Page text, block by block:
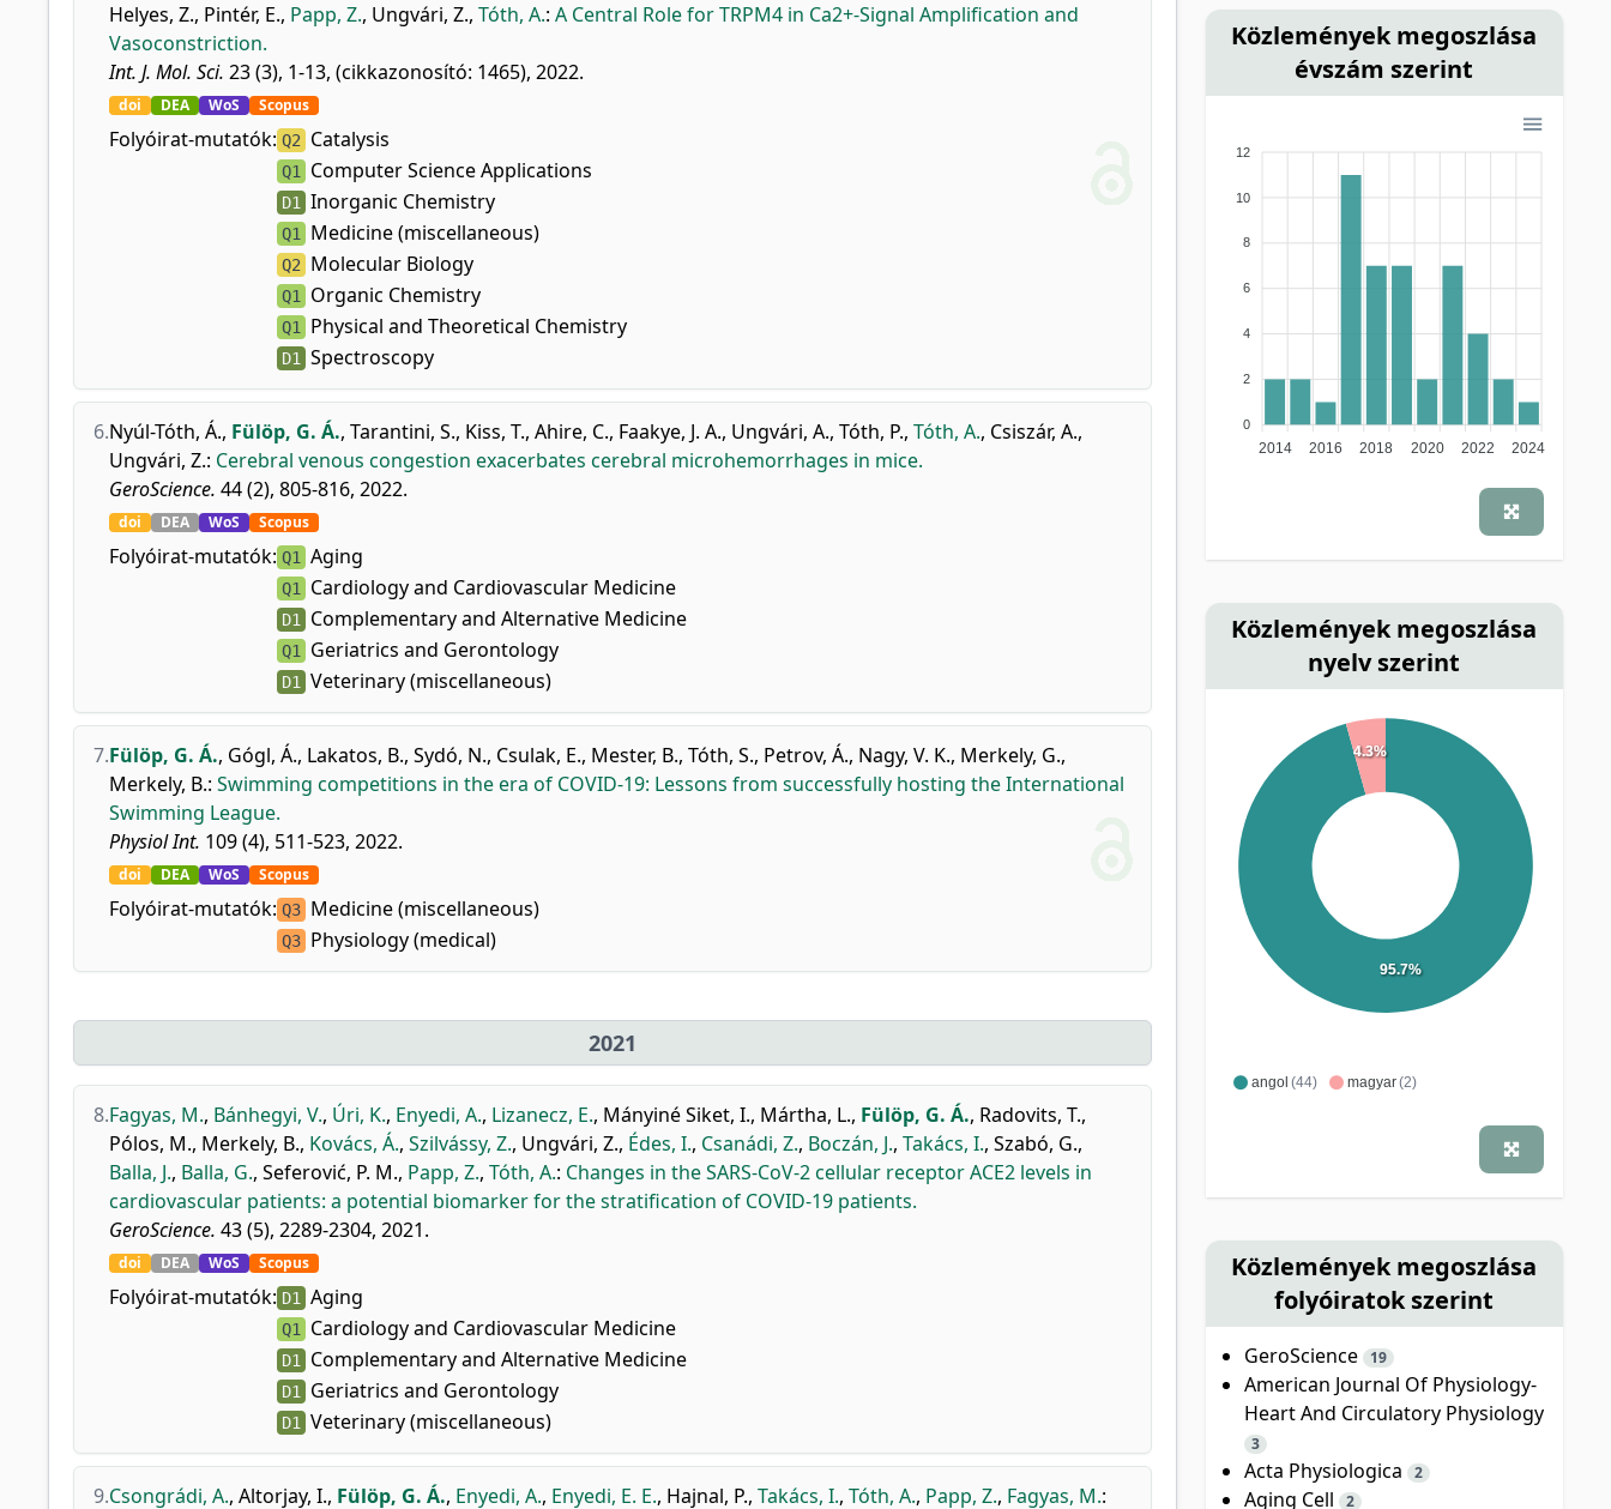
Helyes, Z., Pintér, E., Papp, Z., Ungvári, Z., Tóth, A.: A Central Role for TRPM4 in Ca2+-Signal Amplification and
Vasoconstriction.
Int. J. Mol. Sci. 23 (3), 1-13, (cikkazonosító: 1465), 2022.
doi DEA WoS Scopus
Folyóirat-mutatók: Q2 Catalysis
Q1 Computer Science Applications
D1 Inorganic Chemistry
Q1 Medicine (miscellaneous)
Q2 Molecular Biology
Q1 Organic Chemistry
Q1 Physical and Theoretical Chemistry
D1 Spectroscopy
6.Nyúl-Tóth, Á., Fülöp, G. Á., Tarantini, S., Kiss, T., Ahire, C., Faakye, J. A., Ungvári, A., Tóth, P., Tóth, A., Csiszár, A.,
Ungvári, Z.: Cerebral venous congestion exacerbates cerebral microhemorrhages in mice.
GeroScience. 44 (2), 805-816, 2022.
doi DEA WoS Scopus
Folyóirat-mutatók: Q1 Aging
Q1 Cardiology and Cardiovascular Medicine
D1 Complementary and Alternative Medicine
Q1 Geriatrics and Gerontology
D1 Veterinary (miscellaneous)
7.Fülöp, G. Á., Gógl, Á., Lakatos, B., Sydó, N., Csulak, E., Mester, B., Tóth, S., Petrov, Á., Nagy, V. K., Merkely, G.,
Merkely, B.: Swimming competitions in the era of COVID-19: Lessons from successfully hosting the International
Swimming League.
Physiol Int. 109 (4), 511-523, 2022.
doi DEA WoS Scopus
Folyóirat-mutatók: Q3 Medicine (miscellaneous)
Q3 Physiology (medical)
2021
8.Fagyas, M., Bánhegyi, V., Úri, K., Enyedi, A., Lizanecz, E., Mányiné Siket, I., Mártha, L., Fülöp, G. Á., Radovits, T.,
Pólos, M., Merkely, B., Kovács, Á., Szilvássy, Z., Ungvári, Z., Édes, I., Csanádi, Z., Boczán, J., Takács, I., Szabó, G.,
Balla, J., Balla, G., Seferović, P. M., Papp, Z., Tóth, A.: Changes in the SARS-CoV-2 cellular receptor ACE2 levels in
cardiovascular patients: a potential biomarker for the stratification of COVID-19 patients.
GeroScience. 43 (5), 2289-2304, 2021.
doi DEA WoS Scopus
Folyóirat-mutatók: D1 Aging
Q1 Cardiology and Cardiovascular Medicine
D1 Complementary and Alternative Medicine
D1 Geriatrics and Gerontology
D1 Veterinary (miscellaneous)
9.Csongrádi, A., Altorjay, I., Fülöp, G. Á., Enyedi, A., Enyedi, E. E., Hajnal, P., Takács, I., Tóth, A., Papp, Z., Fagyas, M.:
Közlemények megoszlása
évszám szerint
12
10
8
6
4
2
0
2014 2016 2018 2020 2022 2024
Közlemények megoszlása
nyelv szerint
angol (44) magyar(2)
95.7%
4.3%
Közlemények megoszlása
folyóiratok szerint
GeroScience 19
American Journal Of Physiology-
Heart And Circulatory Physiology
3
Acta Physiologica 2
Aging Cell 2